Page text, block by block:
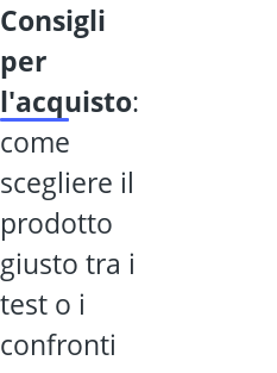
consigli
per
l'acquisto:
come
scegliere il
prodotto
giusto tra i
test o i
confronti